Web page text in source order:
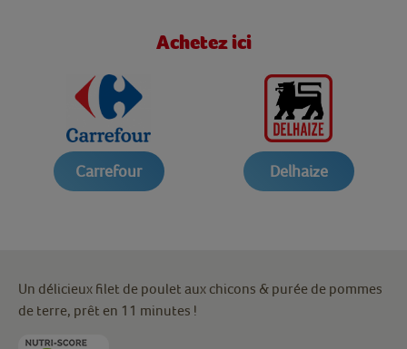
Achetez ici
Carrefour Delhaize
Un délicieux filet de poulet aux chicons & purée de pommes
de terre, prêt en 11 minutes !